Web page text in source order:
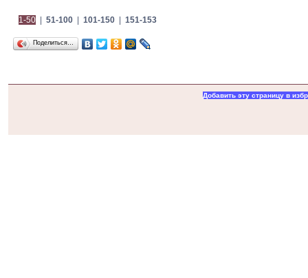
1-50| 51-100| 101-150| 151-153
Поделиться…
Добавить эту страницу в